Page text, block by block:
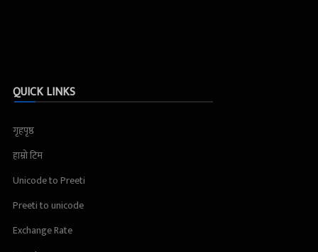
QUICK LINKS
गृहपृष्ठ
हाम्रो टिम
Unicode to Preeti
Preeti to unicode
Exchange Rate